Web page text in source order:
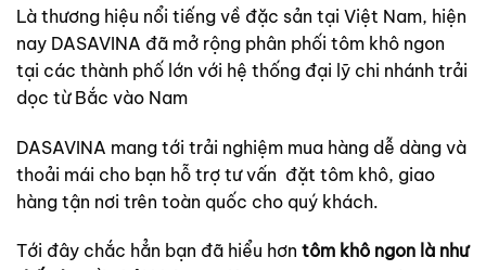
Là thương hiệu nổi tiếng về đặc sản tại Việt Nam, hiện
nay DASAVINA đã mở rộng phân phối tôm khô ngon
tại các thành phố lớn với hệ thống đại lỹ chi nhánh trải
dọc từ Bắc vào Nam
DASAVINA mang tới trải nghiệm mua hàng dễ dàng và
thoải mái cho bạn hỗ trợ tư vấn đặt tôm khô, giao
hàng tận nơi trên toàn quốc cho quý khách.
Tới đây chắc hẳn bạn đã hiểu hơn tôm khô ngon là như